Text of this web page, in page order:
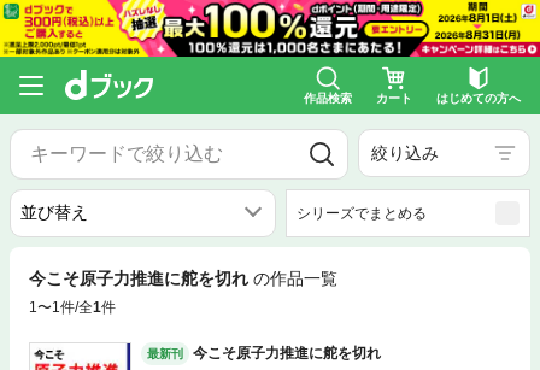
作品検索 カート はじめての方へ
絞り込み
シリーズでまとめる
今こそ原子力推進に舵を切れ の作品一覧
1〜1件/全1件
最新刊
今こそ原子力推進に舵を切れ